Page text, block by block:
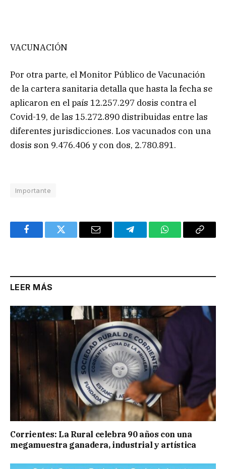
VACUNACIÓN
Por otra parte, el Monitor Público de Vacunación
de la cartera sanitaria detalla que hasta la fecha se
aplicaron en el país 12.257.297 dosis contra el
Covid-19, de las 15.272.890 distribuidas entre las
diferentes jurisdicciones. Los vacunados con una
dosis son 9.476.406 y con dos, 2.780.891.
Importante
FacebookTwitter Email TelegramWhatsAppCopy
LEER MÁS
Corrientes: La Rural celebra 90 años con una
megamuestra ganadera, industrial y artística